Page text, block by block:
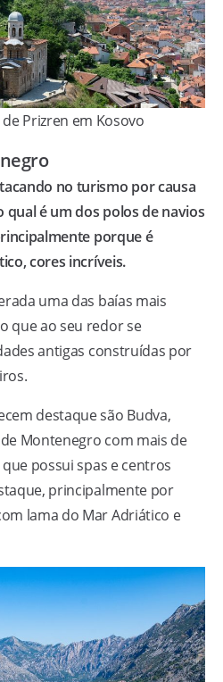
Prizren em Kosovo
no turismo por causa
qual é um dos polos de navios
porque é
cores incríveis.
uma das baías mais
que ao seu redor se
antigas construídas por
destaque são Budva,
Montenegro com mais de
possui spas e centros
principalmente por
lama do Mar Adriático e